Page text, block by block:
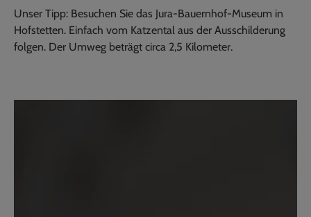
Unser Tipp: Besuchen Sie das Jura-Bauernhof-Museum in
Hofstetten. Einfach vom Katzental aus der Ausschilderung
folgen. Der Umweg beträgt circa 2,5 Kilometer.